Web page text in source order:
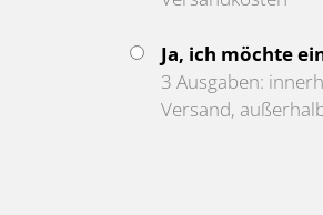
Ja, ich möchte
3 Ausgaben:
Versand,